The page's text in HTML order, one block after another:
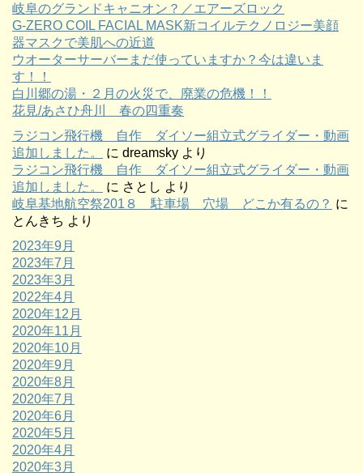
岐阜のグランドキャニオン？／エアーズロック
G-ZERO COIL FACIAL MASK新コイルテクノロジー美顔
器マスクで美肌への近道
ウオーターサーバーまだ使っていますか？今は違いま
す！！
白川郷の湯・２月の火災で、廃業の危機！！
花見/あさひ舟川 春の四重奏
ラジコン飛行機 自作 ダイソー組立式グライダー・動画
追加しました。
に dreamsky より
ラジコン飛行機 自作 ダイソー組立式グライダー・動画
追加しました。
に さとし より
岐阜基地航空祭201８ 駐車場 穴場 どこか有るの？ に
とんきち より
2023年9月
2023年7月
2023年3月
2022年4月
2020年12月
2020年11月
2020年10月
2020年9月
2020年8月
2020年7月
2020年6月
2020年5月
2020年4月
2020年3月